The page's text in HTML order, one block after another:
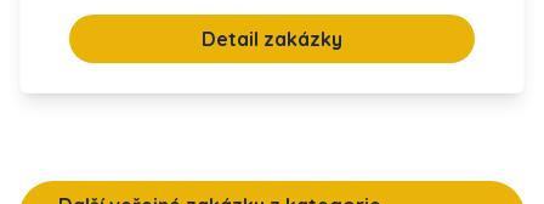
Detail zakázky